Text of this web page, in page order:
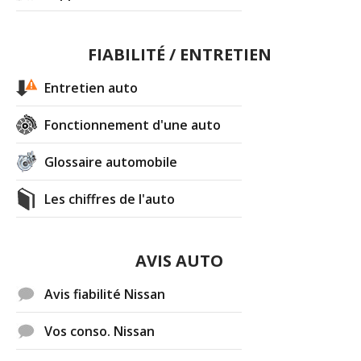
04/20 1.5 dCi 110 ch 2012
10/20 1.5 dCi 110 ch 6300 KM
10/20
1.5 dCi 110 ch 11000 km véhicule neuf
fevr(4 )
1.5 dCi 110 ch(0
17/20
1.5 dCi 110 ch 1,5 dci teckna 2011
17000kms
FIABILITÉ / ENTRETIEN
Entretien auto
Fonctionnement d'une auto
Glossaire automobile
Les chiffres de l'auto
AVIS AUTO
Avis fiabilité Nissan
Vos conso. Nissan